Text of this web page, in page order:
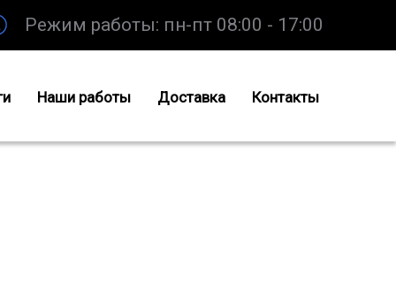
Режим работы: пн-пт 08:00 - 17:00
Наши работы Доставка Контакты